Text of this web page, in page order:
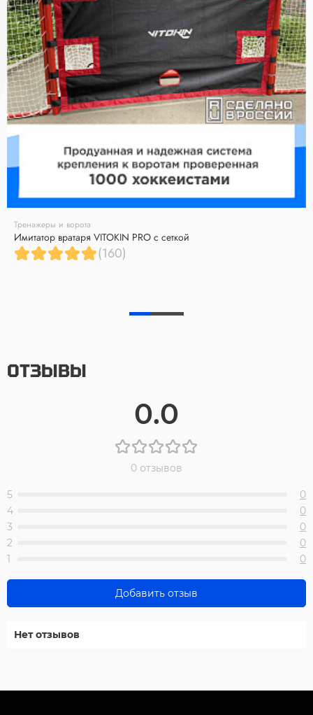
Тренажеры и ворота
Имитатор вратаря VITOKIN PRO с сеткой
(160)
ОТЗЫВЫ
0.0
0 отзывов
5
0
4
0
3
0
2
0
1
0
Добавить отзыв
Нет отзывов